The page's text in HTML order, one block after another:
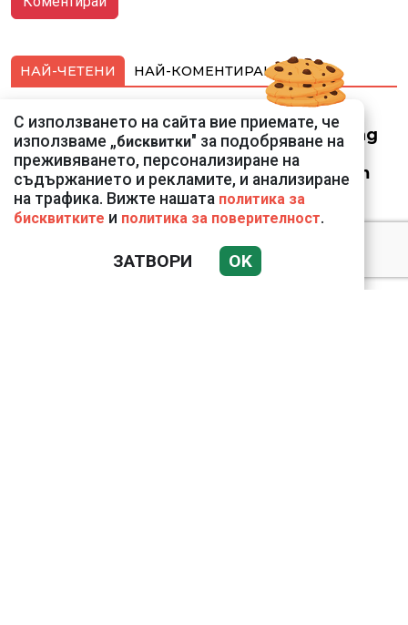
НАЙ-ЧЕТЕНИ НАЙ-КОМЕНТИРАНИ
Смарт оферти с до
90% отстъпка за над
150 устройства от
Vivacom през август
Подводни кадри от
С използването на сайта вие приемате, че
използваме „бисквитки" за подобряване на
преживяването, персонализиране на
съдържанието и рекламите, и анализиране
на трафика. Вижте нашата политика за
бисквитките и политика за поверителност.
ЗАТВОРИ OK